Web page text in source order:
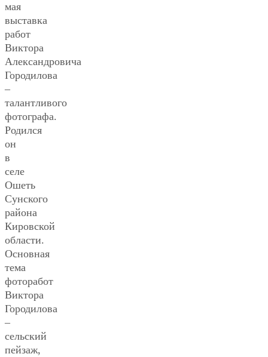
мая
выставка
работ
Виктора
Александровича
Городилова
–
талантливого
фотографа.
Родился
он
в
селе
Ошеть
Сунского
района
Кировской
области.
Основная
тема
фоторабот
Виктора
Городилова
–
сельский
пейзаж,